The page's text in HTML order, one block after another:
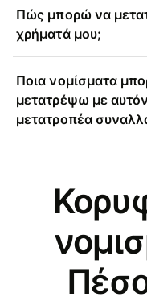
Πώς μπορώ να
χρήματά μου;
Ποια νομίσματα
μετατρέψω με
μετατροπέα